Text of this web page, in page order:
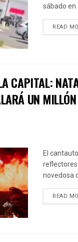
sábado en
READ
CAPITAL:
UN
El
reflectores
novedosa
READ